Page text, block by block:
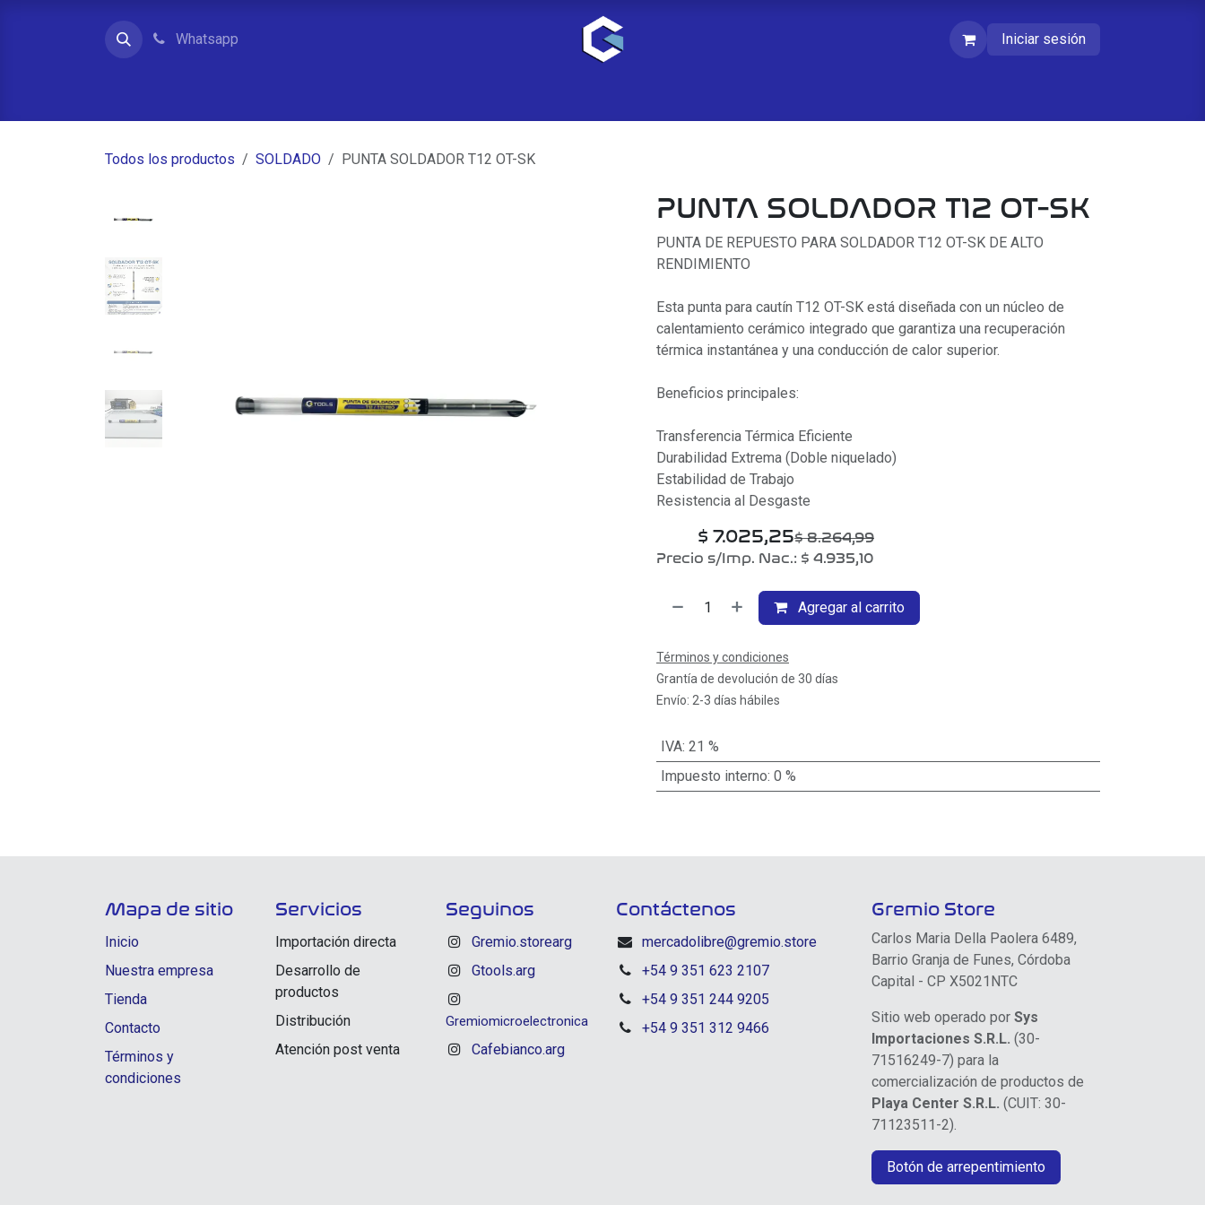
Whatsapp
Iniciar sesión
Todos los productos SOLDADO PUNTA SOLDADOR T12 OT-SK
PUNTA SOLDADOR T12 OT-SK
PUNTA DE REPUESTO PARA SOLDADOR T12 OT-SK DE ALTO
RENDIMIENTO
Esta punta para cautín T12 OT-SK está diseñada con un núcleo de
calentamiento cerámico integrado que garantiza una recuperación
térmica instantánea y una conducción de calor superior.
Beneficios principales:
Transferencia Térmica Eficiente
Durabilidad Extrema (Doble niquelado)
Estabilidad de Trabajo
Resistencia al Desgaste
$ 7.025,25$8.264,99
Precio s/Imp. Nac.: $ 4.935,10
Agregar al carrito
Términos y condiciones
Grantía de devolución de 30 días
Envío: 2-3 días hábiles
IVA: 21 %
Impuesto interno: 0 %
Mapa de sitio
Inicio
Nuestra empresa
Tienda
Contacto
Términos y
condiciones
Servicios
Importación directa
Desarrollo de
productos
Distribución
Atención post venta
Seguinos
Gremio.storearg
Gtools.arg
Gremiomicroelectronica
Cafebianco.arg
Contáctenos
mercadolibre@gremio.store
+54 9 351 623 2107
+54 9 351 244 9205
+54 9 351 312 9466
Gremio Store
Carlos Maria Della Paolera 6489,
Barrio Granja de Funes, Córdoba
Capital - CP X5021NTC
Sitio web operado por Sys
Importaciones S.R.L. (30-
71516249-7) para la
comercialización de productos de
Playa Center S.R.L. (CUIT: 30-
71123511-2).
Botón de arrepentimiento